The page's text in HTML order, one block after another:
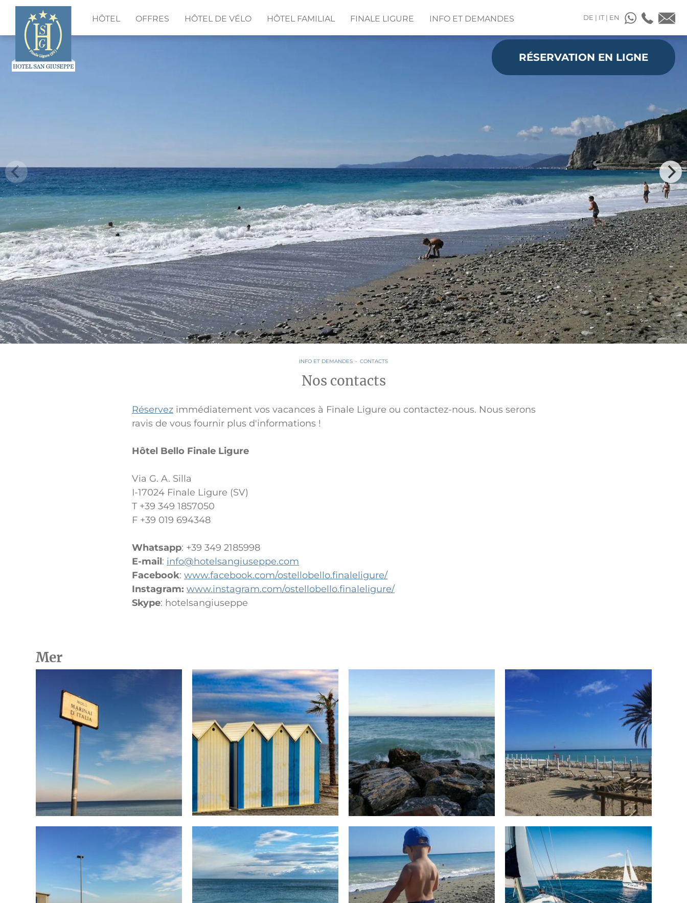
HÔTEL OFFRES HÔTEL DE VÉLO HÔTEL FAMILIAL FINALE LIGURE INFO ET DEMANDES DE | IT | EN
RÉSERVATION EN LIGNE
INFO ET DEMANDES - CONTACTS
Nos contacts
Réservez immédiatement vos vacances à Finale Ligure ou contactez-nous. Nous serons
ravis de vous fournir plus d'informations !
Hôtel Bello Finale Ligure
Via G. A. Silla
I-17024 Finale Ligure (SV)
T +39 349 1857050
F +39 019 694348
Whatsapp: +39 349 2185998
E-mail: info@hotelsangiuseppe.com
Facebook: www.facebook.com/ostellobello.finaleligure/
Instagram: www.instagram.com/ostellobello.finaleligure/
Skype: hotelsangiuseppe
Mer